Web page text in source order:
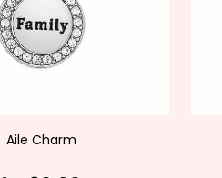
Aile Charm